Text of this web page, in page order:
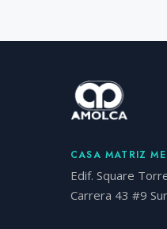
CASA MATRIZ
Edif. Square
Carrera 43 #9